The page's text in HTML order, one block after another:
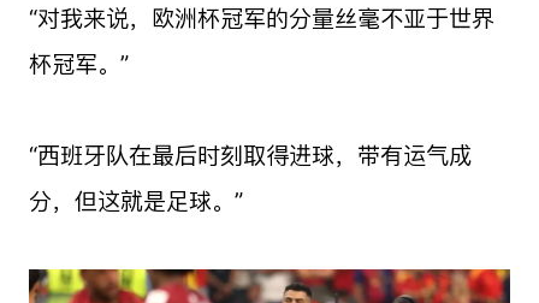
“对我来说，欧洲杯冠军的分量丝毫不亚于世界
杯冠军。”
“西班牙队在最后时刻取得进球，带有运气成
分，但这就是足球。”